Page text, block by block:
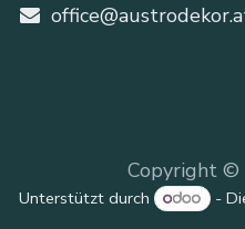
Copyright ©
Unterstützt durch -